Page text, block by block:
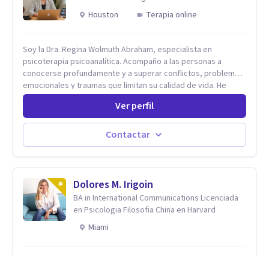
Houston
Terapia online
Soy la Dra. Regina Wolmuth Abraham, especialista en
psicoterapia psicoanalítica. Acompaño a las personas a
conocerse profundamente y a superar conflictos, problemas
emocionales y traumas que limitan su calidad de vida. He
trabajado en reconocidas instituciones como el Hospital
Psiquiátrico San Rafael, Instituto Psiquiátrico MENDAO, San
Bernardino, Hospital Psiquiátrico Infantil y el Centro de
Integración Juvenil. Además, tuve el privilegio de colaborar
en comunidades como Olivar del Conde y Xochimilco, lo que
Ver perfil
Contactar
Dolores M. Irigoin
BA in International Communications Licenciada
en Psicologia Filosofia China en Harvard
Miami